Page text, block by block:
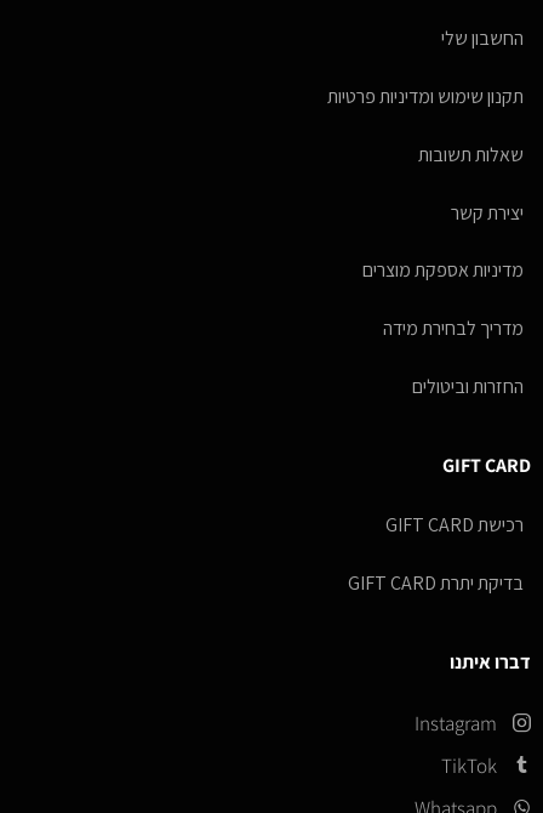
החשבון שלי
תקנון שימוש ומדיניות פרטיות
שאלות תשובות
יצירת קשר
מדיניות אספקת מוצרים
מדריך לבחירת מידה
החזרות וביטולים
GIFT CARD
רכישת GIFT CARD
בדיקת יתרת GIFT CARD
דברו איתנו
Instagram
TikTok